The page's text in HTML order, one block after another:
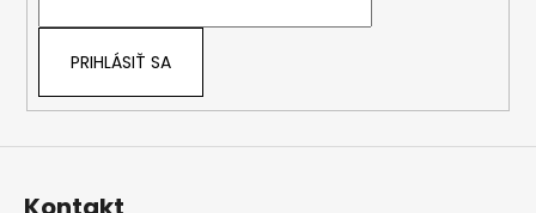
PRIHLÁSIŤ SA